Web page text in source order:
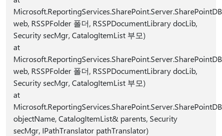
web, RSSPFolder 폴더, RSSPDocumentLibrary docLib,
Security secMgr, CatalogItemList 부모)
at
web, RSSPFolder 폴더, RSSPDocumentLibrary docLib,
Security secMgr, CatalogItemList 부모)
at
objectName, CatalogItemList& parents, Security
secMgr, IPathTranslator pathTranslator)